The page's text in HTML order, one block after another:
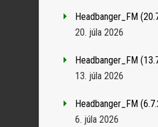
Headbanger_FM
20. júla 2026
Headbanger_FM
13. júla 2026
Headbanger_FM
6. júla 2026